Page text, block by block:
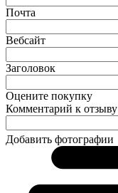
Почта
Вебсайт
Заголовок
Оцените покупку
Комментарий к отзыву
Добавить фотографии